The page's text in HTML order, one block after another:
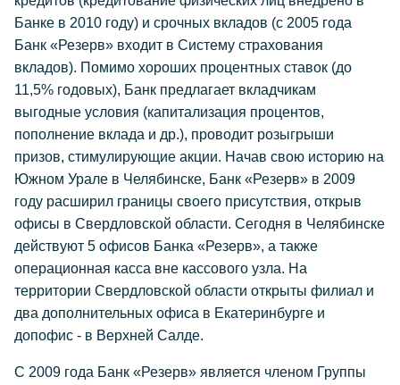
Банке в 2010 году) и срочных вкладов (с 2005 года
Банк «Резерв» входит в Систему страхования
вкладов). Помимо хороших процентных ставок (до
11,5% годовых), Банк предлагает вкладчикам
выгодные условия (капитализация процентов,
пополнение вклада и др.), проводит розыгрыши
призов, стимулирующие акции. Начав свою историю на
Южном Урале в Челябинске, Банк «Резерв» в 2009
году расширил границы своего присутствия, открыв
офисы в Свердловской области. Сегодня в Челябинске
действуют 5 офисов Банка «Резерв», а также
операционная касса вне кассового узла. На
территории Свердловской области открыты филиал и
два дополнительных офиса в Екатеринбурге и
допофис - в Верхней Салде.
С 2009 года Банк «Резерв» является членом Группы